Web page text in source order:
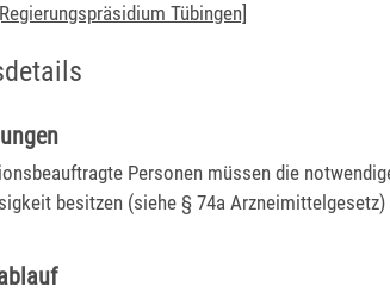
Tübingen]
Personen müssen die
besitzen (siehe § 74a Arzneimittelgesetz)